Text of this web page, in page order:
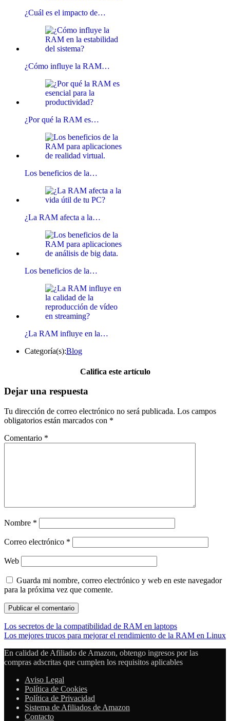
¿Cuál es el impacto de…
¿Cómo influye la RAM…
¿Por qué la RAM es…
Los beneficios de la…
¿La RAM afecta a la…
Los beneficios de la…
¿La RAM influye en la…
Categoría(s):Blog
Califica este artículo
Dejar una respuesta
Tu dirección de correo electrónico no será publicada. Los campos
obligatorios están marcados con *
Comentario *
Nombre *
Correo electrónico *
Web
Guarda mi nombre, correo electrónico y web en este navegador
para la próxima vez que comente.
Los secretos de la compatibilidad de RAM en laptops
Los mejores trucos para mejorar el rendimiento de la RAM en Linux
En calidad de Afiliado de Amazon, obtengo ingresos por las
compras adscritas que cumplen los requisitos aplicables
Aviso Legal
Política de Cookies
Política de Privacidad
Sistema de Afiliados de Amazon
Contacto